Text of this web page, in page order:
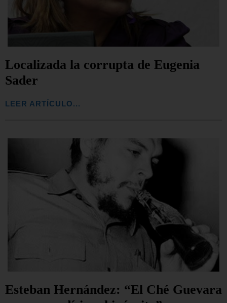
Localizada la corrupta de Eugenia
Sader
LEER ARTÍCULO...
Esteban Hernández: “El Ché Guevara